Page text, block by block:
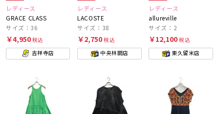
レディース
GRACE CLASS
サイズ：36
￥4,950税込
吉祥寺店
レディース
LACOSTE
サイズ：38
￥2,750税込
中央林間店
レディース
allureville
サイズ：2
￥12,100税込
東久留米店